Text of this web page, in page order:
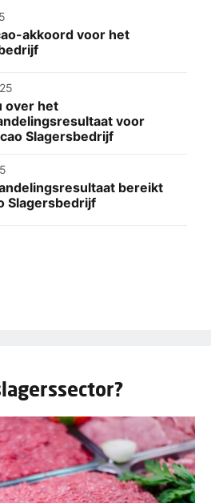
akkoord voor het
over het
voor
Slagersbedrijf
bereikt
Slagersbedrijf